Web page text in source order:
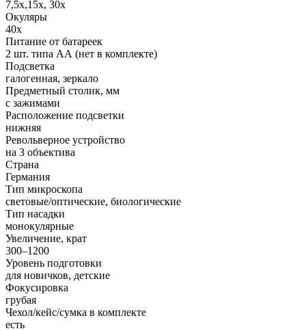
7,5x,15x, 30x
Окуляры
40х
Питание от батареек
2 шт. типа АА (нет в комплекте)
Подсветка
галогенная, зеркало
Предметный столик, мм
с зажимами
Расположение подсветки
нижняя
Револьверное устройство
на 3 объектива
Страна
Германия
Тип микроскопа
световые/оптические, биологические
Тип насадки
монокулярные
Увеличение, крат
300–1200
Уровень подготовки
для новичков, детские
Фокусировка
грубая
Чехол/кейс/сумка в комплекте
есть